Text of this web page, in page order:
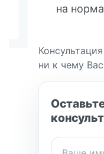
на
ни к чему